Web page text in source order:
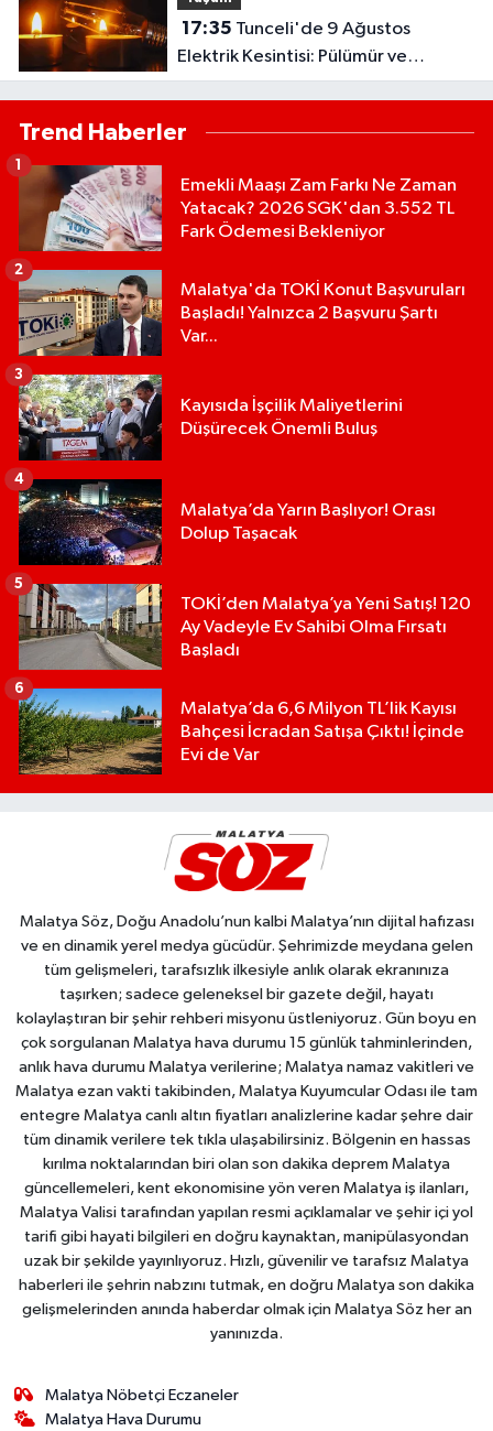
17:35
Elektrik Kesintisi: Pülümür ve
Çemişgezek'te Çok Sayıda Yerleşim
Trend Haberler
Emekli Maaşı Zam Farkı Ne Zaman
Yatacak? 2026 SGK'dan 3.552 TL
Fark Ödemesi Bekleniyor
1
Malatya'da TOKİ Konut Başvuruları
Başladı! Yalnızca 2 Başvuru Şartı
Var...
2
Kayısıda İşçilik Maliyetlerini
Düşürecek Önemli Buluş
3
Malatya’da Yarın Başlıyor! Orası
Dolup Taşacak
4
TOKİ’den Malatya’ya Yeni Satış! 120
Ay Vadeyle Ev Sahibi Olma Fırsatı
Başladı
5
Malatya’da 6,6 Milyon TL’lik Kayısı
Bahçesi İcradan Satışa Çıktı! İçinde
Evi de Var
6
Malatya Söz, Doğu Anadolu’nun kalbi Malatya’nın dijital hafızası
ve en dinamik yerel medya gücüdür. Şehrimizde meydana gelen
tüm gelişmeleri, tarafsızlık ilkesiyle anlık olarak ekranınıza
taşırken; sadece geleneksel bir gazete değil, hayatı
kolaylaştıran bir şehir rehberi misyonu üstleniyoruz. Gün boyu en
çok sorgulanan Malatya hava durumu 15 günlük tahminlerinden,
anlık hava durumu Malatya verilerine; Malatya namaz vakitleri ve
Malatya ezan vakti takibinden, Malatya Kuyumcular Odası ile tam
entegre Malatya canlı altın fiyatları analizlerine kadar şehre dair
tüm dinamik verilere tek tıkla ulaşabilirsiniz. Bölgenin en hassas
kırılma noktalarından biri olan son dakika deprem Malatya
güncellemeleri, kent ekonomisine yön veren Malatya iş ilanları,
Malatya Valisi tarafından yapılan resmi açıklamalar ve şehir içi yol
tarifi gibi hayati bilgileri en doğru kaynaktan, manipülasyondan
uzak bir şekilde yayınlıyoruz. Hızlı, güvenilir ve tarafsız Malatya
haberleri ile şehrin nabzını tutmak, en doğru Malatya son dakika
gelişmelerinden anında haberdar olmak için Malatya Söz her an
yanınızda.
Malatya Nöbetçi Eczaneler
Malatya Hava Durumu